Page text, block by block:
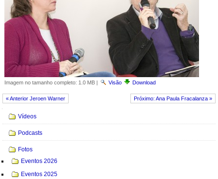
Imagem no tamanho completo: 1.0 MB| Visão Download
« Anterior Jeroen Warner Próximo: Ana Paula Fracalanza »
Vídeos
Podcasts
Fotos
Eventos 2026
Eventos 2025